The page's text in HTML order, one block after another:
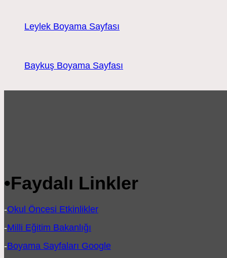
Leylek Boyama Sayfası
Baykuş Boyama Sayfası
•Faydalı Linkler
-Okul Öncesi Etkinlikler
-Milli Eğitim Bakanlığı
-Boyama Sayfaları Google